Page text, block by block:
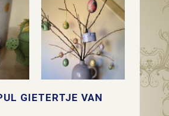
GIETERTJE VAN